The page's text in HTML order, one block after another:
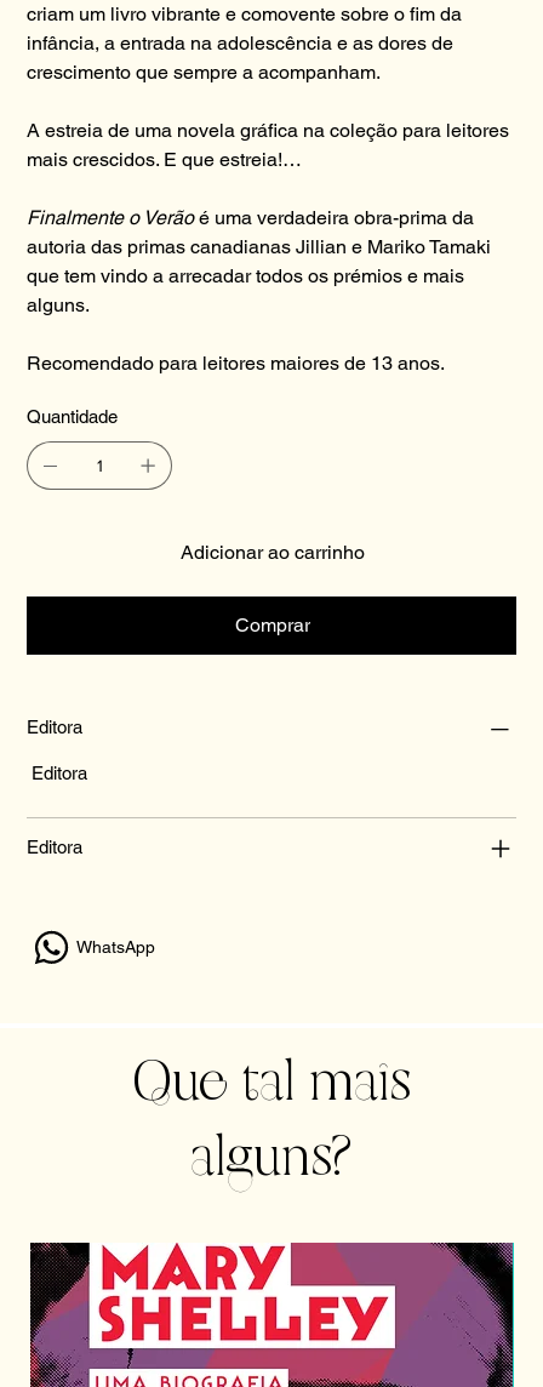
criam um livro vibrante e comovente sobre o fim da
infância, a entrada na adolescência e as dores de
crescimento que sempre a acompanham.
A estreia de uma novela gráfica na coleção para leitores
mais crescidos. E que estreia!…
Finalmente o Verãoé uma verdadeira obra-prima da
autoria das primas canadianas Jillian e Mariko Tamaki
que tem vindo a arrecadar todos os prémios e mais
alguns.
Recomendado para leitores maiores de 13 anos.
Quantidade
Adicionar ao carrinho
Comprar
Editora
Editora
Editora
WhatsApp
Que tal mais
alguns?